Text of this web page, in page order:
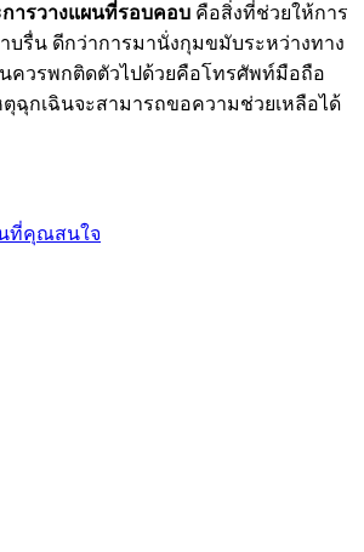
ารวางแผนที่รอบคอบ คือสิ่งที่ช่วยให้การ
บรื่น ดีกว่าการมานั่งกุมขมับระหว่างทาง
ควรพกติดตัวไปด้วยคือโทรศัพท์มือถือ
ตุฉุกเฉินจะสามารถขอความช่วยเหลือได้
ที่คุณสนใจ